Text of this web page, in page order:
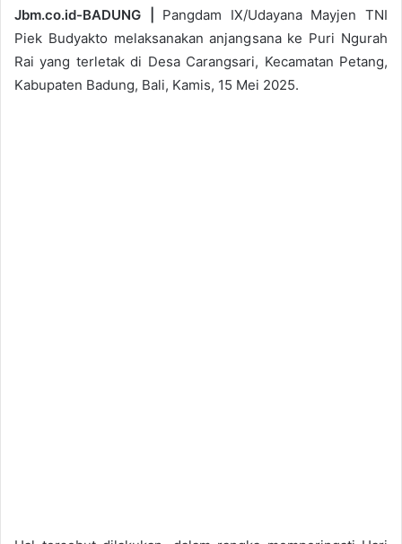
Jbm.co.id-BADUNG |
Pangdam IX/Udayana Mayjen TNI
Piek Budyakto melaksanakan anjangsana ke Puri Ngurah
Rai yang terletak di Desa Carangsari, Kecamatan Petang,
Kabupaten Badung, Bali, Kamis, 15 Mei 2025.